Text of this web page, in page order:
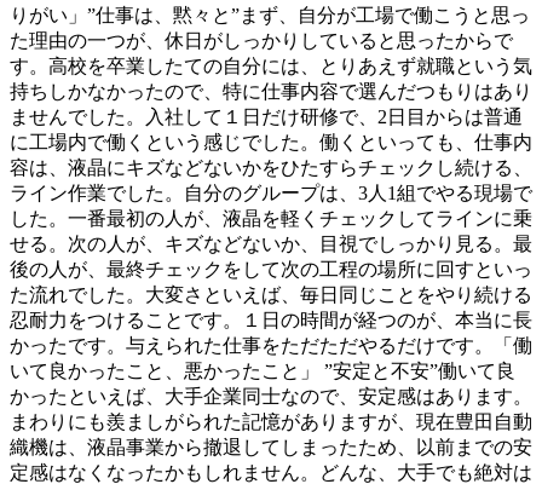
りがい」”仕事は、黙々と”まず、自分が工場で働こうと思っ
た理由の一つが、休日がしっかりしていると思ったからで
す。高校を卒業したての自分には、とりあえず就職という気
持ちしかなかったので、特に仕事内容で選んだつもりはあり
ませんでした。入社して１日だけ研修で、2日目からは普通
に工場内で働くという感じでした。働くといっても、仕事内
容は、液晶にキズなどないかをひたすらチェックし続ける、
ライン作業でした。自分のグループは、3人1組でやる現場で
した。一番最初の人が、液晶を軽くチェックしてラインに乗
せる。次の人が、キズなどないか、目視でしっかり見る。最
後の人が、最終チェックをして次の工程の場所に回すといっ
た流れでした。大変さといえば、毎日同じことをやり続ける
忍耐力をつけることです。１日の時間が経つのが、本当に長
かったです。与えられた仕事をただただやるだけです。「働
いて良かったこと、悪かったこと」 ”安定と不安”働いて良
かったといえば、大手企業同士なので、安定感はあります。
まわりにも羨ましがられた記憶がありますが、現在豊田自動
織機は、液晶事業から撤退してしまったため、以前までの安
定感はなくなったかもしれません。どんな、大手でも絶対は